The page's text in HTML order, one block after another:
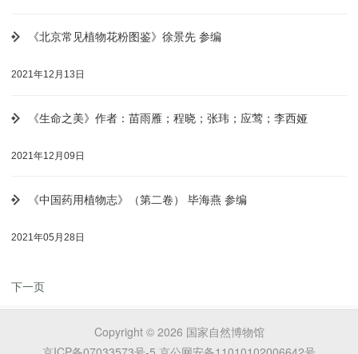
《北京常见植物花粉图鉴》徐景先 参编
2021年12月13日
《生命之美》作者：苗雨雁；程晓；张玮；应莺；李西娅
2021年12月09日
《中国药用植物志》（第二卷） 毕海燕 参编
2021年05月28日
下一页
Copyright © 2026 国家自然博物馆